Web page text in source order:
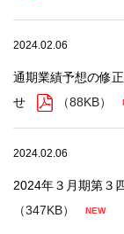
2024.02.06
通期業績予想の修
せ
（88KB）
2024.02.06
2024年３月期第３
（347KB）